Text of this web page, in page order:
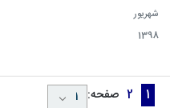
شهریور
1398
1
2 صفحه: